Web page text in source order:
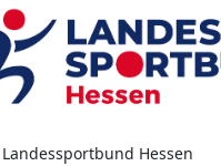
Landessportbund Hessen